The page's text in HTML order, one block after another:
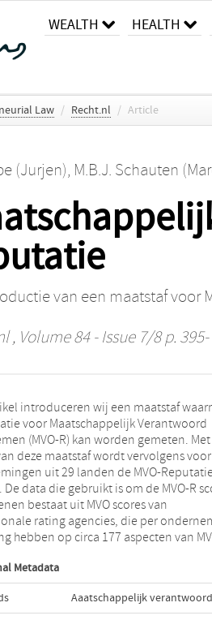
WEALTH HEALTH
Law / Recht.nl / Article
(Jurjen), M.B.J. Schauten
van een maatstaf voor
, Volume 84 - Issue 7/8 p. 395-
introduceren wij een maatstaf
voor Maatschappelijk Verantwoord
(MVO-R) kan worden gemeten. Met
deze maatstaf wordt vervolgens
uit 29 landen de MVO-Reputatie
data die gebruikt is om de MVO-R
bestaat uit MVO scores van
rating agencies, die per
hebben op circa 177 aspecten van
onderzoek blijkt dat: i)
genomen meer dan voldoen aan de MVO
die geschapen zijn door de
zelf; ii) er in Europa het hoogst
op MVO Reputatie, met Groot Brittannië en
leiders; iii) dat de utility sector het
‘gezondheidszorg’ en ‘financiële
Metadata
Aaatschappelijk